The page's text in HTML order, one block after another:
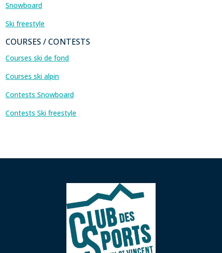
Snowboard
Ski freestyle
COURSES / CONTESTS
Courses ski de fond
Courses ski alpin
Contests Snowboard
Contests Ski freestyle